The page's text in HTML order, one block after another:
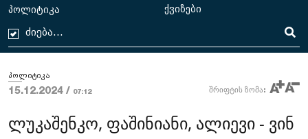
პოლიტიკა ქვიზები
პოლიტიკა
15.12.2024 / 07:12 შრიფტის ზომა:
ლუკაშენკო, ფაშინიანი, ალიევი - ვინ